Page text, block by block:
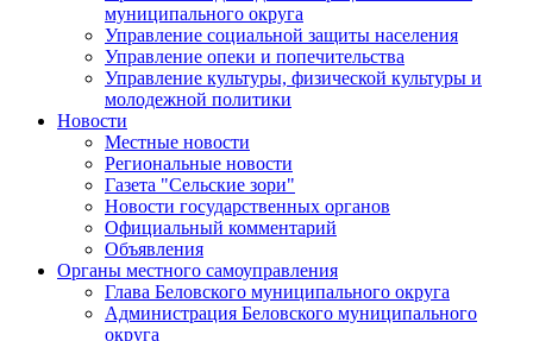
муниципального округа
Управление социальной защиты населения
Управление опеки и попечительства
Управление культуры, физической культуры и
молодежной политики
Новости
Местные новости
Региональные новости
Газета "Сельские зори"
Новости государственных органов
Официальный комментарий
Объявления
Органы местного самоуправления
Глава Беловского муниципального округа
Администрация Беловского муниципального
округа